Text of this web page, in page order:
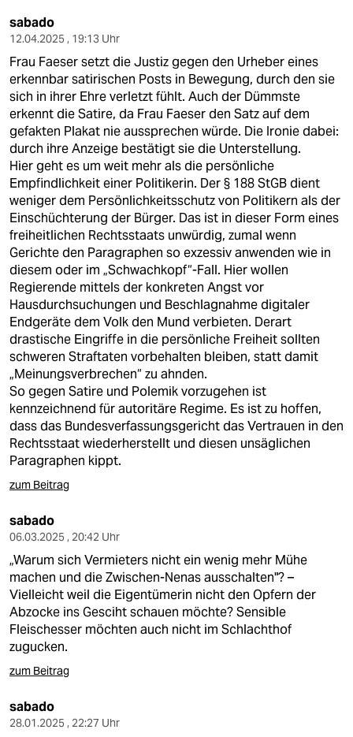
sabado
12.04.2025 , 19:13 Uhr
Frau Faeser setzt die Justiz gegen den Urheber eines
erkennbar satirischen Posts in Bewegung, durch den sie
sich in ihrer Ehre verletzt fühlt. Auch der Dümmste
erkennt die Satire, da Frau Faeser den Satz auf dem
gefakten Plakat nie aussprechen würde. Die Ironie dabei:
durch ihre Anzeige bestätigt sie die Unterstellung.
Hier geht es um weit mehr als die persönliche
Empfindlichkeit einer Politikerin. Der § 188 StGB dient
weniger dem Persönlichkeitsschutz von Politikern als der
Einschüchterung der Bürger. Das ist in dieser Form eines
freiheitlichen Rechtsstaats unwürdig, zumal wenn
Gerichte den Paragraphen so exzessiv anwenden wie in
diesem oder im „Schwachkopf“-Fall. Hier wollen
Regierende mittels der konkreten Angst vor
Hausdurchsuchungen und Beschlagnahme digitaler
Endgeräte dem Volk den Mund verbieten. Derart
drastische Eingriffe in die persönliche Freiheit sollten
schweren Straftaten vorbehalten bleiben, statt damit
„Meinungsverbrechen“ zu ahnden.
So gegen Satire und Polemik vorzugehen ist
kennzeichnend für autoritäre Regime. Es ist zu hoffen,
dass das Bundesverfassungsgericht das Vertrauen in den
Rechtsstaat wiederherstellt und diesen unsäglichen
Paragraphen kippt.
zum Beitrag
sabado
06.03.2025 , 20:42 Uhr
„Warum sich Vermieters nicht ein wenig mehr Mühe
machen und die Zwischen-Nenas ausschalten"? –
Vielleicht weil die Eigentümerin nicht den Opfern der
Abzocke ins Gesciht schauen möchte? Sensible
Fleischesser möchten auch nicht im Schlachthof
zugucken.
zum Beitrag
sabado
28.01.2025 , 22:27 Uhr